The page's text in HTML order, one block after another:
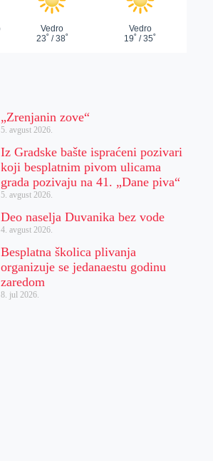
„Zrenjanin zove“
5. avgust 2026.
Iz Gradske bašte ispraćeni pozivari
koji besplatnim pivom ulicama
grada pozivaju na 41. „Dane piva“
5. avgust 2026.
Deo naselja Duvanika bez vode
4. avgust 2026.
Besplatna školica plivanja
organizuje se jedanaestu godinu
zaredom
8. jul 2026.